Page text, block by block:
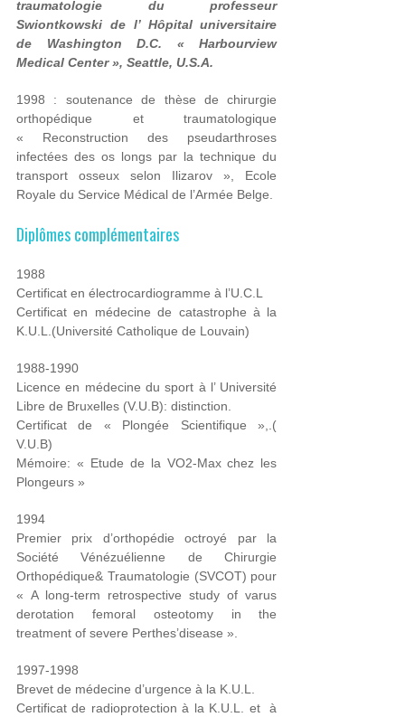
traumatologie du professeur
Swiontkowski de l’ Hôpital universitaire
de Washington D.C. « Harbourview
Medical Center », Seattle, U.S.A.
1998 : soutenance de thèse de chirurgie
orthopédique et traumatologique
« Reconstruction des pseudarthroses
infectées des os longs par la technique du
transport osseux selon Ilizarov », Ecole
Royale du Service Médical de l’Armée Belge.
Diplômes complémentaires
1988
Certificat en électrocardiogramme à l’U.C.L
Certificat en médecine de catastrophe à la
K.U.L.(Université Catholique de Louvain)
1988-1990
Licence en médecine du sport à l’ Université
Libre de Bruxelles (V.U.B): distinction.
Certificat de « Plongée Scientifique »,.(
V.U.B)
Mémoire: « Etude de la VO2-Max chez les
Plongeurs »
1994
Premier prix d’orthopédie octroyé par la
Société Vénézuélienne de Chirurgie
Orthopédique& Traumatologie (SVCOT) pour
« A long-term retrospective study of varus
derotation femoral osteotomy in the
treatment of severe Perthes’disease ».
1997-1998
Brevet de médecine d’urgence à la K.U.L.
Certificat de radioprotection à la K.U.L. et
à